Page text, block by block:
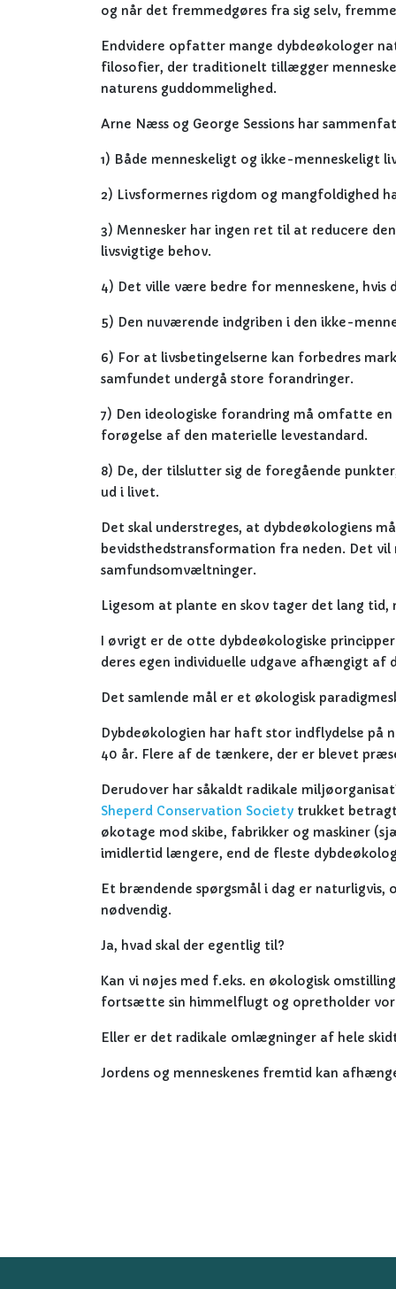
og når det fremmedgøres fra sig selv,
Endvidere opfatter mange dybdeøkologer
filosofier, der traditionelt tillægger
naturens guddommelighed.
Arne Næss og George Sessions har
1) Både menneskeligt og ikke-menneskeligt
2) Livsformernes rigdom og mangfoldighed
3) Mennesker har ingen ret til at reducere
livsvigtige behov.
4) Det ville være bedre for menneskene,
5) Den nuværende indgriben i den ikke-
6) For at livsbetingelserne kan forbedres
samfundet undergå store forandringer.
7) Den ideologiske forandring må omfatte
forøgelse af den materielle levestandard.
8) De, der tilslutter sig de foregående
ud i livet.
Det skal understreges, at dybdeøkologiens
bevidsthedstransformation fra neden. Det
samfundsomvæltninger.
Ligesom at plante en skov tager det lang
I øvrigt er de otte dybdeøkologiske
deres egen individuelle udgave afhængigt af
Det samlende mål er et økologisk
Dybdeøkologien har haft stor indflydelse
40 år. Flere af de tænkere, der er blevet
Derudover har såkaldt radikale
Sheperd Conservation Society trukket
økotage mod skibe, fabrikker og maskiner
imidlertid længere, end de fleste
Et brændende spørgsmål i dag er
nødvendig.
Ja, hvad skal der egentlig til?
Kan vi nøjes med f.eks. en økologisk
fortsætte sin himmelflugt og opretholder
Eller er det radikale omlægninger af hele
Jordens og menneskenes fremtid kan